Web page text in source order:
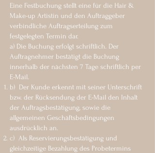
Eine Festbuchung stellt eine für die Hair &
Make-up Artistin und den Auftraggeber
verbindliche Auftragserteilung zum
festgelegten Termin dar.
a) Die Buchung erfolgt schriftlich. Der
Auftragnehmer bestätigt die Buchung
innerhalb der nächsten 7 Tage schriftlich per
E-Mail.
b) Der Kunde erkennt mit seiner Unterschrift
bzw. der Rücksendung der E-Mail den Inhalt
der Auftragsbestätigung, sowie die
allgemeinen Geschäftsbedingungen
ausdrücklich an.
c) Als Reservierungsbestätigung und
gleichzeitige Bezahlung des Probetermins